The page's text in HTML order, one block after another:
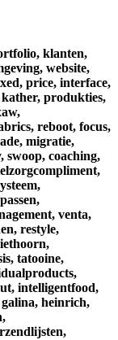
klanten,
website,
price, interface,
kather, produkties,
reboot, focus,
migratie,
swoop, coaching,
venta,
restyle,
tatooine,
intelligentfood,
galina, heinrich,